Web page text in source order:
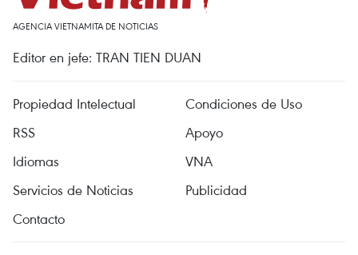
AGENCIA VIETNAMITA DE NOTICIAS
Editor en jefe: TRAN TIEN DUAN
Propiedad Intelectual
Condiciones de Uso
RSS
Apoyo
Idiomas
VNA
Servicios de Noticias
Publicidad
Contacto